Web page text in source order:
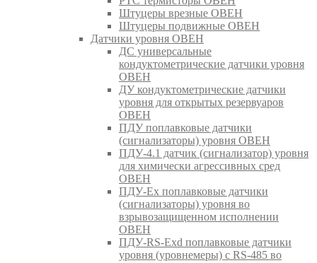
Штуцеры врезные ОВЕН
Штуцеры подвижные ОВЕН
Датчики уровня ОВЕН
ДС универсальные
кондуктометрические датчики уровня
ОВЕН
ДУ кондуктометрические датчики
уровня для открытых резервуаров
ОВЕН
ПДУ поплавковые датчики
(сигнализаторы) уровня ОВЕН
ПДУ-4.1 датчик (сигнализатор) уровня
для химически агрессивных сред
ОВЕН
ПДУ-Ex поплавковые датчики
(сигнализаторы) уровня во
взрывозащищенном исполнении
ОВЕН
ПДУ-RS-Exd поплавковые датчики
уровня (уровнемеры) с RS-485 во